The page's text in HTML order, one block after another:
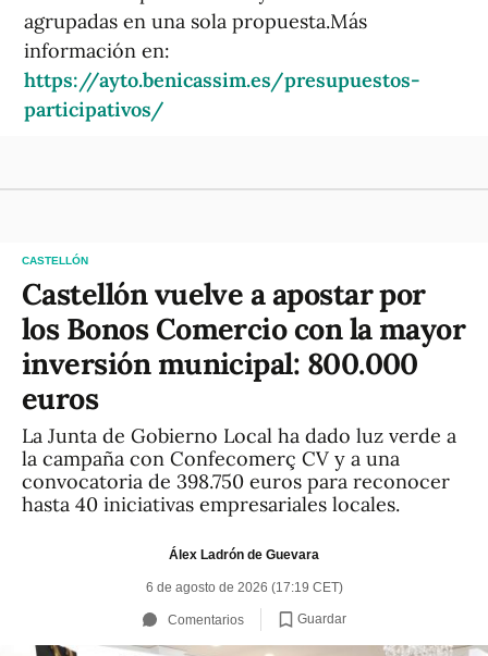
agrupadas en una sola propuesta.Más
información en:
https://ayto.benicassim.es/presupuestos-
participativos/
CASTELLÓN
Castellón vuelve a apostar por
los Bonos Comercio con la mayor
inversión municipal: 800.000
euros
La Junta de Gobierno Local ha dado luz verde a
la campaña con Confecomerç CV y a una
convocatoria de 398.750 euros para reconocer
hasta 40 iniciativas empresariales locales.
Álex Ladrón de Guevara
6 de agosto de 2026 (17:19 CET)
Comentarios Guardar